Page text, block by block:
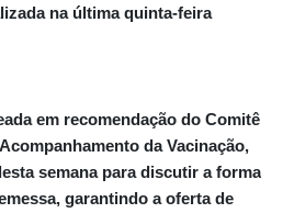
na última quinta-feira
em recomendação do Comitê
da Vacinação,
semana para discutir a forma
garantindo a oferta de